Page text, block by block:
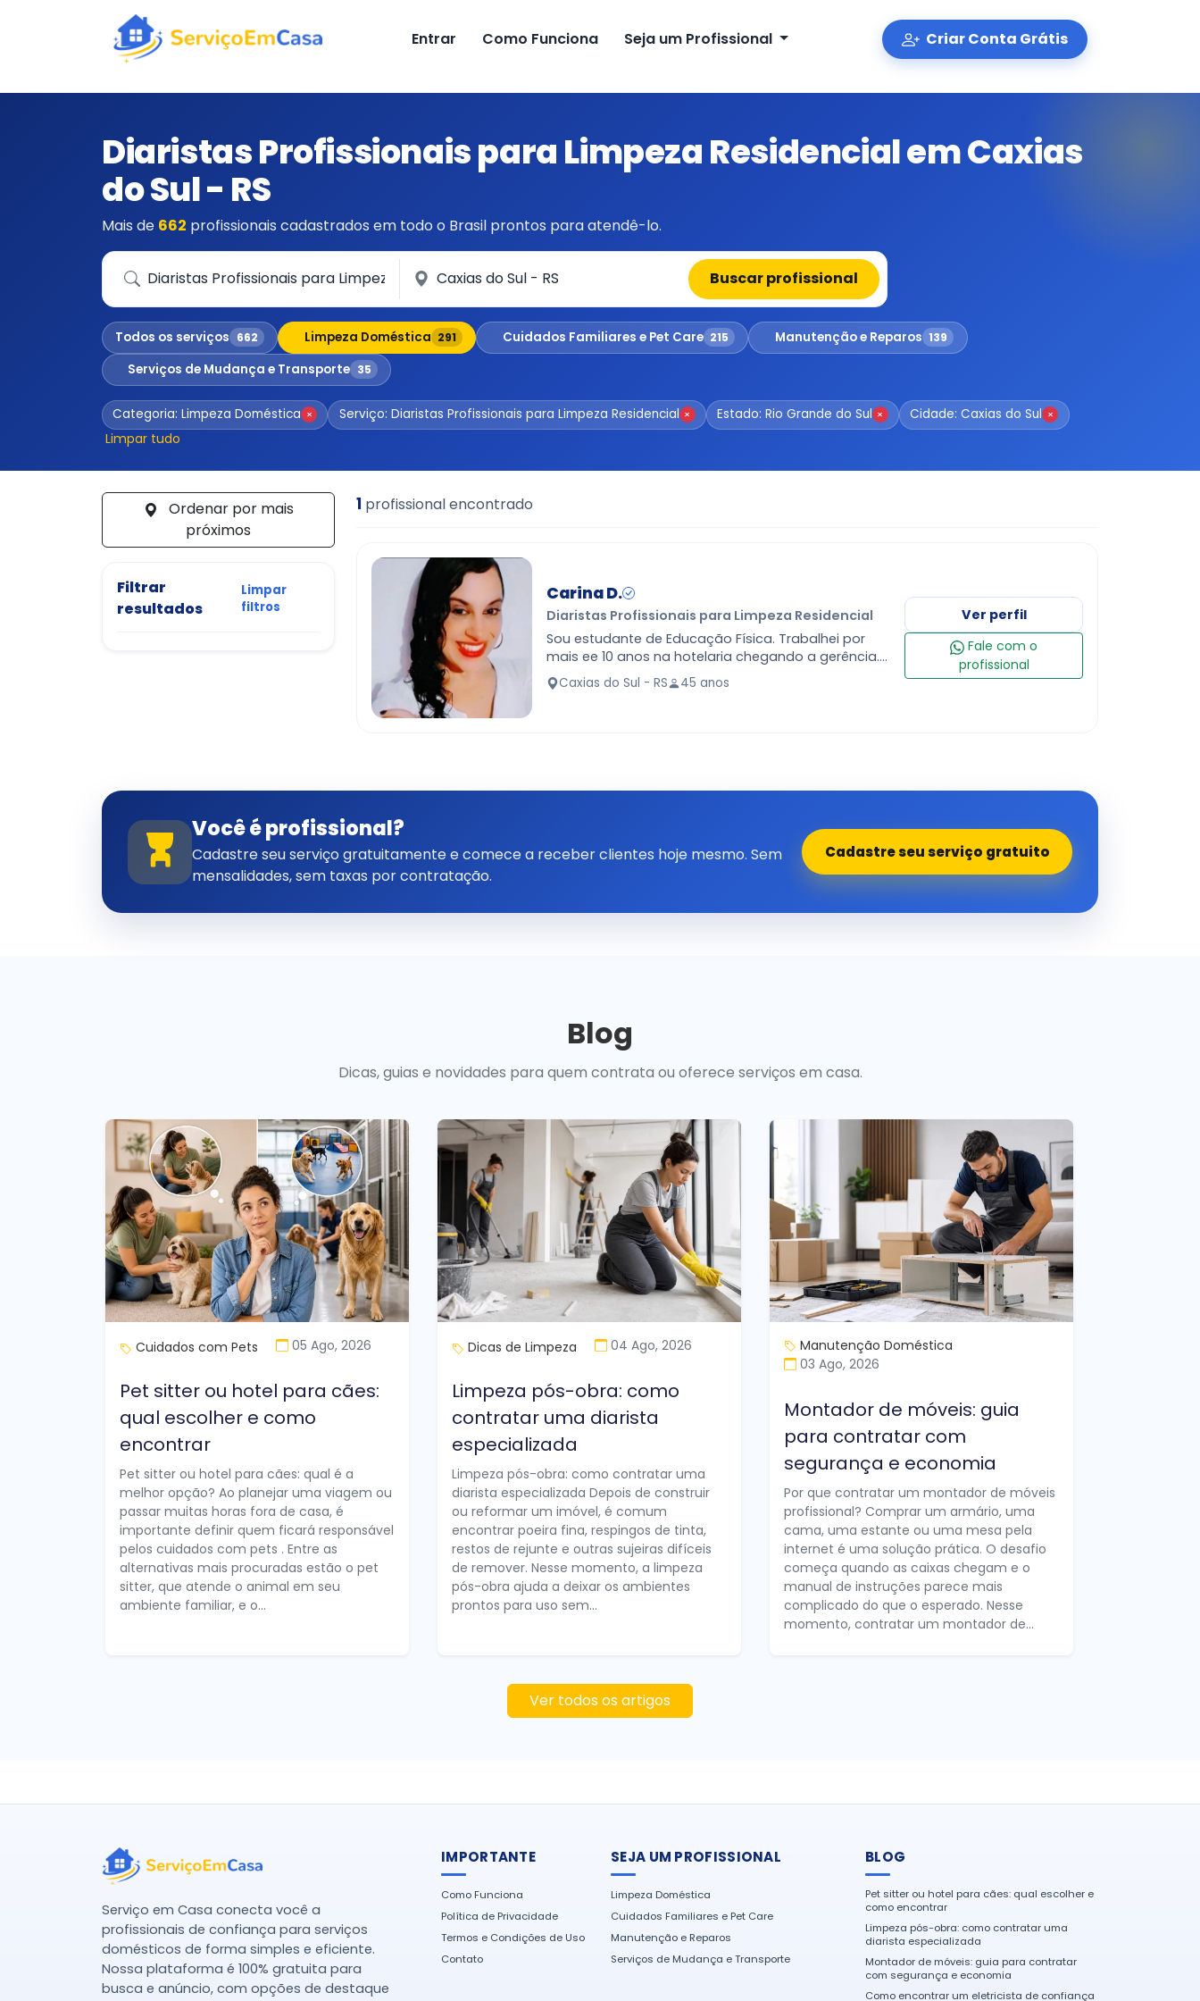
Entrar Como Funciona Seja um Profissional Criar Conta Grátis
Diaristas Profissionais para Limpeza Residencial em Caxias
do Sul - RS
Mais de 662 profissionais cadastrados em todo o Brasil prontos para atendê-lo.
Que serviço você precisa? Em qual cidade? Buscar profissional
Todos os serviços 662 Limpeza Doméstica 291 Cuidados Familiares e Pet Care 215 Manutenção e Reparos 139
Serviços de Mudança e Transporte 35
Categoria: Limpeza Doméstica × Serviço: Diaristas Profissionais para Limpeza Residencial × Estado: Rio Grande do Sul × Cidade: Caxias do Sul ×
Limpar tudo
próximos
Filtrar
resultados
Limpar
filtros
1 profissional encontrado
Carina D.
Diaristas Profissionais para Limpeza Residencial
Sou estudante de Educação Física. Trabalhei por
mais ee 10 anos na hotelaria chegando a gerência.
Mas agora eu estou trabalhando como diarista até
me formar.…
Caxias do Sul - RS 45 anos
Ver perfil
Fale com o
profissional
Você é profissional?
Cadastre seu serviço gratuitamente e comece a receber clientes hoje mesmo. Sem
mensalidades, sem taxas por contratação.
Cadastre seu serviço gratuito
Blog
Dicas, guias e novidades para quem contrata ou oferece serviços em casa.
Cuidados com Pets 05 Ago, 2026
Pet sitter ou hotel para cães:
qual escolher e como
encontrar
Pet sitter ou hotel para cães: qual é a
melhor opção? Ao planejar uma viagem ou
passar muitas horas fora de casa, é
importante definir quem ficará responsável
pelos cuidados com pets . Entre as
alternativas mais procuradas estão o pet
sitter, que atende o animal em seu
ambiente familiar, e o...
Dicas de Limpeza 04 Ago, 2026
Limpeza pós-obra: como
contratar uma diarista
especializada
Limpeza pós-obra: como contratar uma
diarista especializada Depois de construir
ou reformar um imóvel, é comum
encontrar poeira fina, respingos de tinta,
restos de rejunte e outras sujeiras difíceis
de remover. Nesse momento, a limpeza
pós-obra ajuda a deixar os ambientes
prontos para uso sem...
Manutenção Doméstica
03 Ago, 2026
Montador de móveis: guia
para contratar com
segurança e economia
Por que contratar um montador de móveis
profissional? Comprar um armário, uma
cama, uma estante ou uma mesa pela
internet é uma solução prática. O desafio
começa quando as caixas chegam e o
manual de instruções parece mais
complicado do que o esperado. Nesse
momento, contratar um montador de...
Ver todos os artigos
Serviço em Casa conecta você a
profissionais de confiança para serviços
domésticos de forma simples e eficiente.
Nossa plataforma é 100% gratuita para
busca e anúncio, com opções de destaque
IMPORTANTE
Como Funciona
Política de Privacidade
Termos e Condições de Uso
Contato
SEJA UM PROFISSIONAL
Limpeza Doméstica
Cuidados Familiares e Pet Care
Manutenção e Reparos
Serviços de Mudança e Transporte
BLOG
Pet sitter ou hotel para cães: qual escolher e
como encontrar
Limpeza pós-obra: como contratar uma
diarista especializada
Montador de móveis: guia para contratar
com segurança e economia
Como encontrar um eletricista de confiança